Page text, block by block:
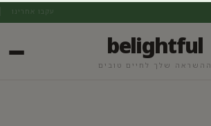
עקבו אחרינו
belightful
ההשראה שלך לחיים טובים